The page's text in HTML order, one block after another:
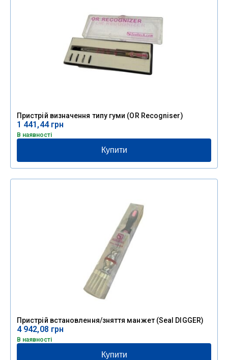
Пристрій визначення типу гуми (OR Recogniser)
1 441,44 грн
В наявності
Купити
Пристрій встановлення/зняття манжет (Seal DIGGER)
4 942,08 грн
В наявності
Купити